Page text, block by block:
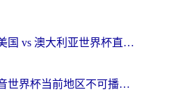
在国外怎么看美国 vs 澳大利亚世界杯直播？海外党必藏的中文解说观赛指南
在加拿大看抖音世界杯当前地区不可播放？海外党体育观赛终极指南